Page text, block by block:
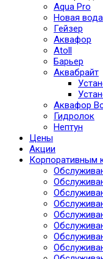
Aqua Pro
Новая вода
Гейзер
Аквафор
Atoll
Барьер
Аквабрайт
Аквафор
Гидролок
Нептун
Цены
Акции
Корпоративным